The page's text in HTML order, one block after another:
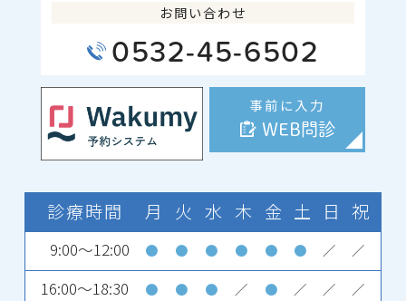
お問い合わせ
0532-45-6502
事前に入力
WEB問診
診療時間 月 火 水 木 金 土 日 祝
9:00～12:00 ● ● ● ● ● ● ／ ／
16:00～18:30 ● ● ● ／ ● ／ ／ ／